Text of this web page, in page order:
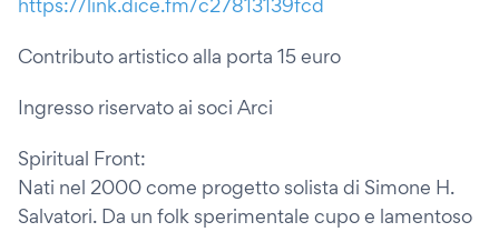
https://link.dice.fm/c27813139fcd
Contributo artistico alla porta 15 euro
Ingresso riservato ai soci Arci
Spiritual Front:
Nati nel 2000 come progetto solista di Simone H.
Salvatori. Da un folk sperimentale cupo e lamentoso